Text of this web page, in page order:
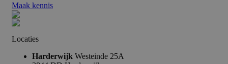
Maak kennis
Locaties
Harderwijk Westeinde 25A